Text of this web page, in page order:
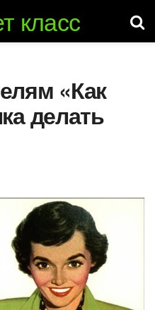
класс
«Как
делать